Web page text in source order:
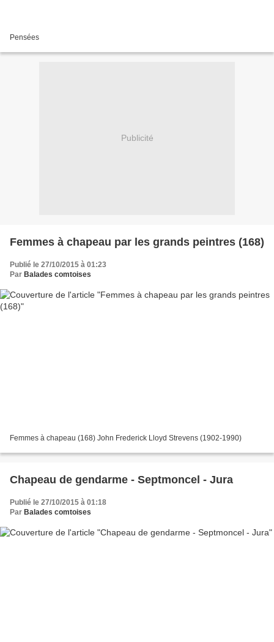
Pensées
Publicité
Femmes à chapeau par les grands peintres (168)
Publié le 27/10/2015 à 01:23
Par Balades comtoises
Femmes à chapeau (168) John Frederick Lloyd Strevens (1902-1990)
Chapeau de gendarme - Septmoncel - Jura
Publié le 27/10/2015 à 01:18
Par Balades comtoises